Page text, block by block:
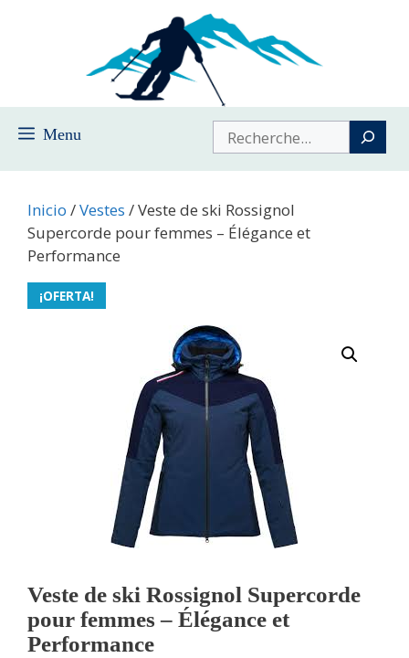
Menu Buscar
Inicio /Vestes / Veste de ski Rossignol
Supercorde pour femmes – Élégance et
Performance
¡OFERTA!
Veste de ski Rossignol Supercorde
pour femmes – Élégance et
Performance